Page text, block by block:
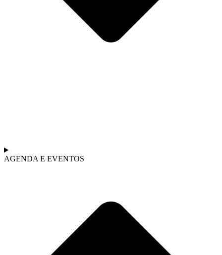
AGENDA E EVENTOS